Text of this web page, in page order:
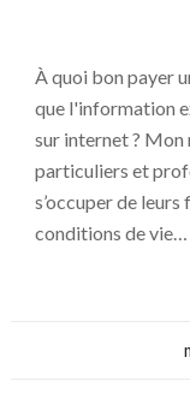
À quoi bon payer
que l'information
sur internet ?
particuliers et
s’occuper de
conditions de vie…